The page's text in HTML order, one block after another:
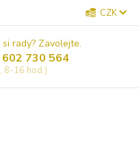
CZK
rady? Zavolejte.
730 564
8-16 hod.)